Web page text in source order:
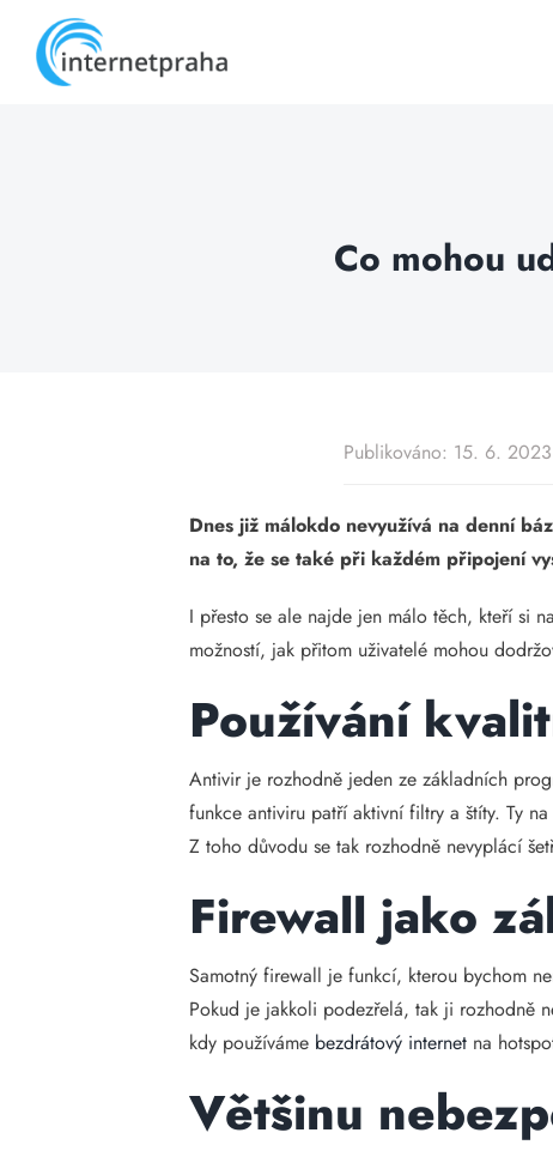
content
Co mohou
Publikováno: 15. 6. 2023
Dnes již málokdo nevyužívá na denní
na to, že se také při každém připojení
I přesto se ale najde jen málo těch, kteří si
možností, jak přitom uživatelé mohou
Používání
Antivir je rozhodně jeden ze základních
funkce antiviru patří aktivní filtry a štíty. Ty
Z toho důvodu se tak rozhodně nevyplácí
Firewall jako
Samotný firewall je funkcí, kterou bychom
Pokud je jakkoli podezřelá, tak ji rozhodně
kdy používáme bezdrátový internet na
Většinu